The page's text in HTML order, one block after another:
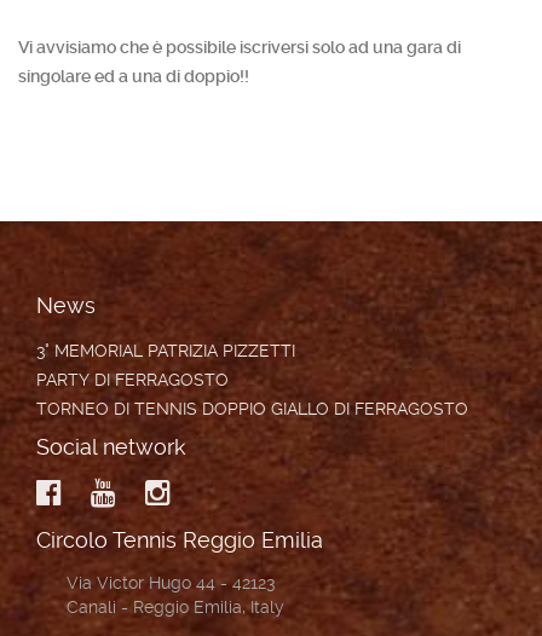
Vi avvisiamo che è possibile iscriversi solo ad una gara di
singolare ed a una di doppio!!
News
3° MEMORIAL PATRIZIA PIZZETTI
PARTY DI FERRAGOSTO
TORNEO DI TENNIS DOPPIO GIALLO DI FERRAGOSTO
Social network
Circolo Tennis Reggio Emilia
Via Victor Hugo 44 - 42123
Canali - Reggio Emilia, Italy